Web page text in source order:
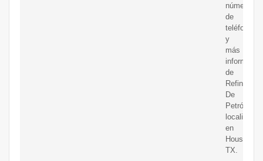
números
de
teléfono
y
más
de
Refinerías
De
Petróleo
localizados
en
Houston,
TX.